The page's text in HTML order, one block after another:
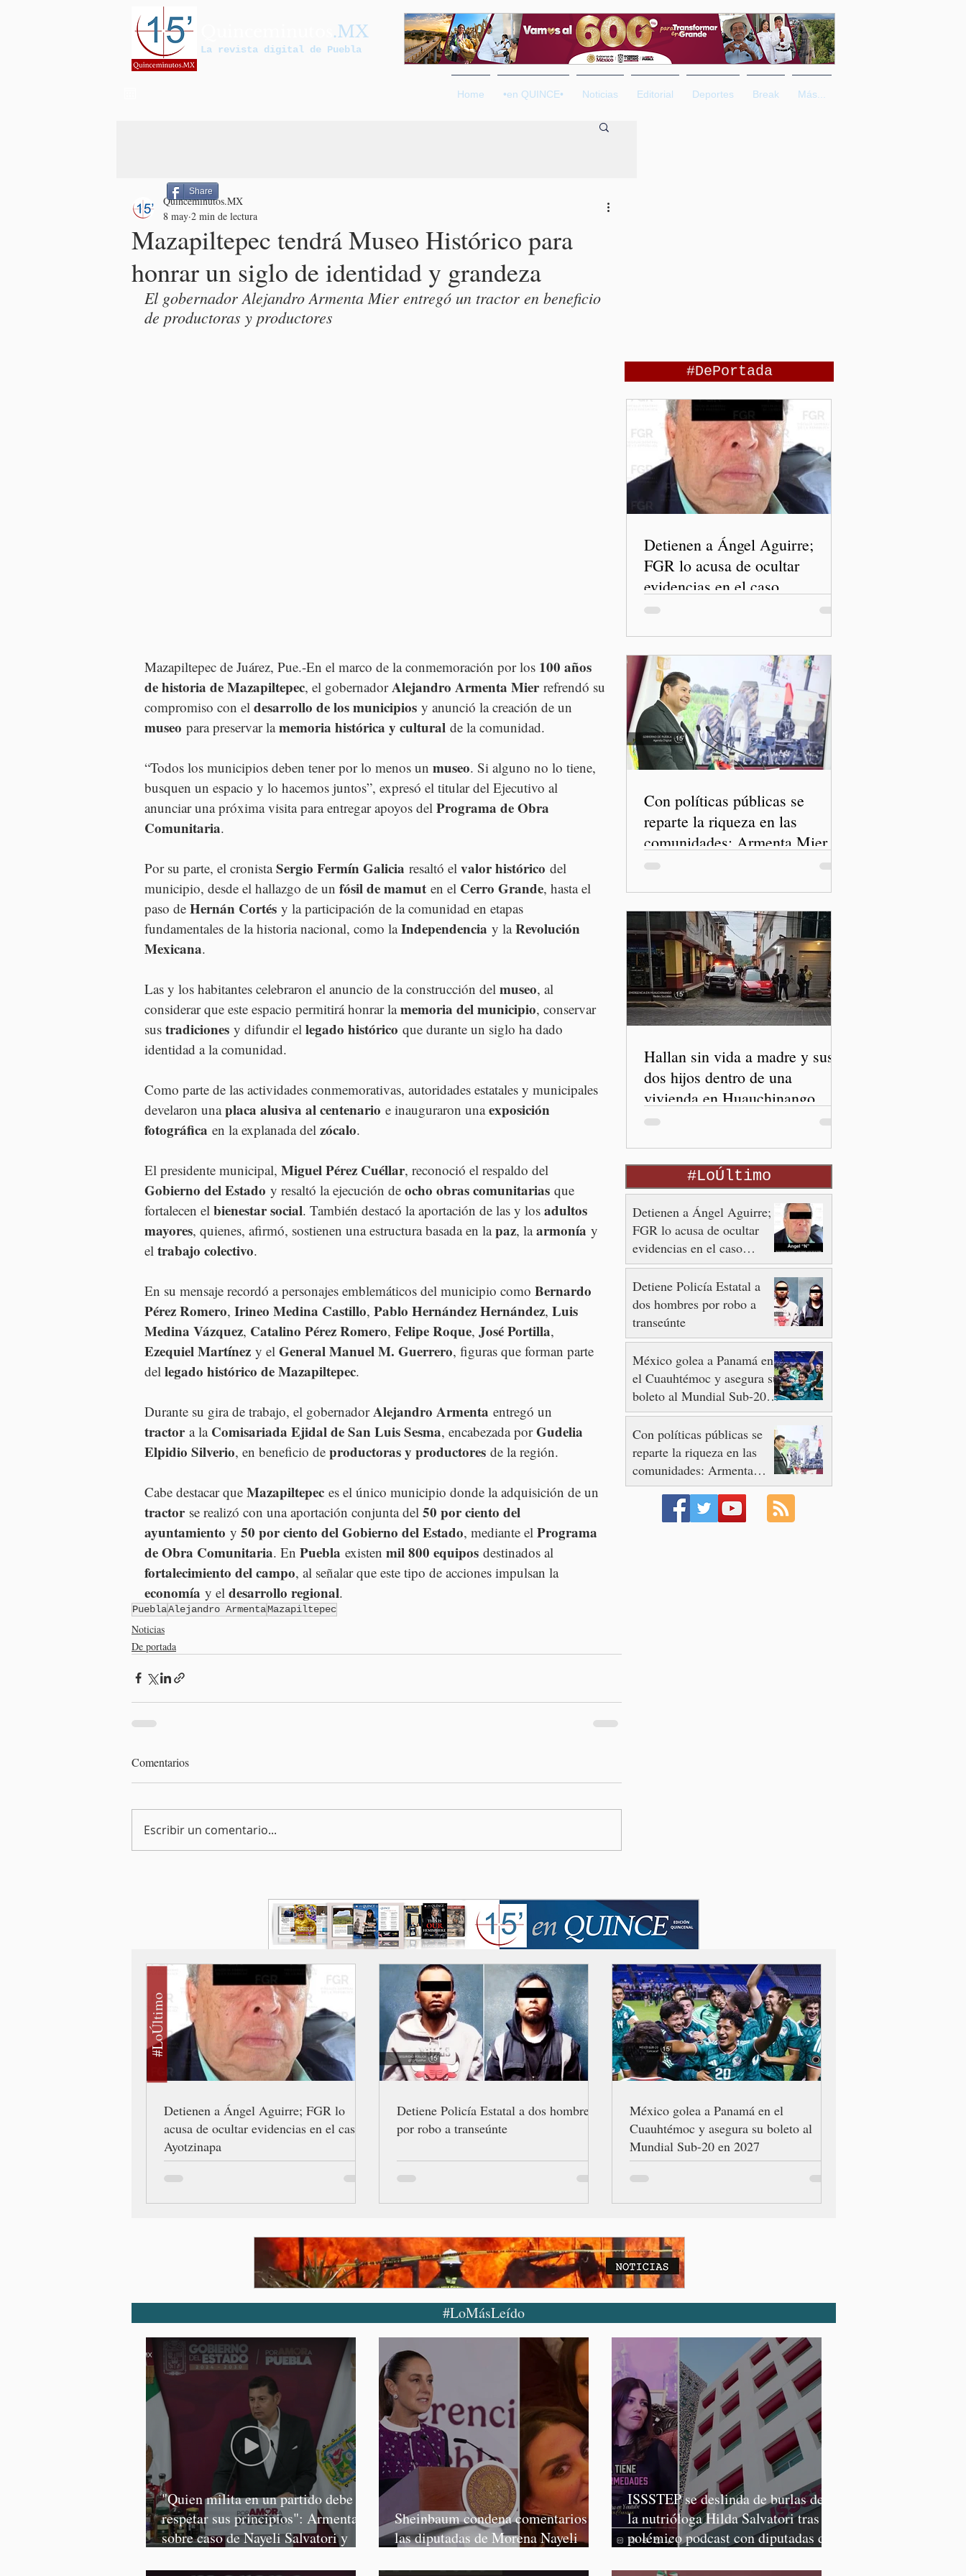
.MX
La revista digital de Puebla
Home •en QUINCE• Noticias Editorial Deportes Break Más...
Mazapiltepec tendrá Museo Histórico para
honrar un siglo de identidad y grandeza
Quinceminutos.MX
8 may 2 min de lectura
El gobernador Alejandro Armenta Mier entregó un tractor en beneficio
de productoras y productores
Mazapiltepec de Juárez, Pue.-En el marco de la conmemoración por los 100 años
de historia de Mazapiltepec, el gobernador Alejandro Armenta Mier refrendó su
compromiso con el desarrollo de los municipios y anunció la creación de un
museo para preservar la memoria histórica y cultural de la comunidad.
“Todos los municipios deben tener por lo menos un museo. Si alguno no lo tiene,
busquen un espacio y lo hacemos juntos”, expresó el titular del Ejecutivo al
anunciar una próxima visita para entregar apoyos del Programa de Obra
Comunitaria.
Por su parte, el cronista Sergio Fermín Galicia resaltó el valor histórico del
municipio, desde el hallazgo de un fósil de mamut en el Cerro Grande, hasta el
paso de Hernán Cortés y la participación de la comunidad en etapas
fundamentales de la historia nacional, como la Independencia y la Revolución
Mexicana.
Las y los habitantes celebraron el anuncio de la construcción del museo, al
considerar que este espacio permitirá honrar la memoria del municipio, conservar
sus tradiciones y difundir el legado histórico que durante un siglo ha dado
identidad a la comunidad.
Como parte de las actividades conmemorativas, autoridades estatales y municipales
develaron una placa alusiva al centenario e inauguraron una exposición
fotográfica en la explanada del zócalo.
El presidente municipal, Miguel Pérez Cuéllar, reconoció el respaldo del
Gobierno del Estado y resaltó la ejecución de ocho obras comunitarias que
fortalecen el bienestar social. También destacó la aportación de las y los adultos
mayores, quienes, afirmó, sostienen una estructura basada en la paz, la armonía y
el trabajo colectivo.
En su mensaje recordó a personajes emblemáticos del municipio como Bernardo
Pérez Romero, Irineo Medina Castillo, Pablo Hernández Hernández, Luis
Medina Vázquez, Catalino Pérez Romero, Felipe Roque, José Portilla,
Ezequiel Martínez y el General Manuel M. Guerrero, figuras que forman parte
del legado histórico de Mazapiltepec.
Durante su gira de trabajo, el gobernador Alejandro Armenta entregó un
tractor a la Comisariada Ejidal de San Luis Sesma, encabezada por Gudelia
Elpidio Silverio, en beneficio de productoras y productores de la región.
Cabe destacar que Mazapiltepec es el único municipio donde la adquisición de un
tractor se realizó con una aportación conjunta del 50 por ciento del
ayuntamiento y 50 por ciento del Gobierno del Estado, mediante el Programa
de Obra Comunitaria. En Puebla existen mil 800 equipos destinados al
fortalecimiento del campo, al señalar que este tipo de acciones impulsan la
economía y el desarrollo regional.
PueblaAlejandro ArmentaMazapiltepec
Noticias
De portada
Comentarios
Escribir un comentario...
Share
#DePortada
Detienen a Ángel Aguirre;
FGR lo acusa de ocultar
evidencias en el caso
Ayotzinapa
Con políticas públicas se
reparte la riqueza en las
comunidades: Armenta Mier
Hallan sin vida a madre y sus
dos hijos dentro de una
vivienda en Huauchinango
#LoÚltimo
Detienen a Ángel Aguirre;
FGR lo acusa de ocultar
evidencias en el caso
Ayotzinapa
Detiene Policía Estatal a
dos hombres por robo a
transeúnte
México golea a Panamá en
el Cuauhtémoc y asegura su
boleto al Mundial Sub-20
en 2027
Con políticas públicas se
reparte la riqueza en las
comunidades: Armenta
Mier
Detienen a Ángel Aguirre; FGR lo
acusa de ocultar evidencias en el caso
Ayotzinapa
Detiene Policía Estatal a dos hombres
por robo a transeúnte
México golea a Panamá en el
Cuauhtémoc y asegura su boleto al
Mundial Sub-20 en 2027
#LoÚltimo
#LoMásLeído
"Quien milita en un partido debe
respetar sus principios": Armenta,
sobre caso de Nayeli Salvatori y
Sheinbaum condena comentarios de
las diputadas de Morena Nayeli
ISSSTEP se deslinda de burlas de
la nutrióloga Hilda Salvatori tras
polémico podcast con diputadas de